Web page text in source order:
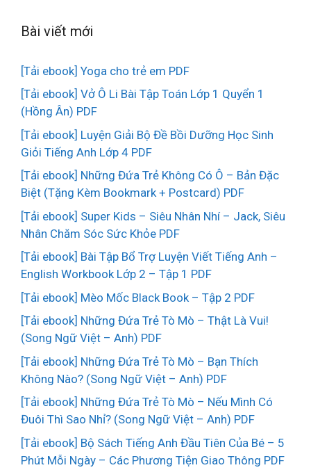
Bài viết mới
[Tải ebook] Yoga cho trẻ em PDF
[Tải ebook] Vở Ô Li Bài Tập Toán Lớp 1 Quyển 1
(Hồng Ân) PDF
[Tải ebook] Luyện Giải Bộ Đề Bồi Dưỡng Học Sinh
Giỏi Tiếng Anh Lớp 4 PDF
[Tải ebook] Những Đứa Trẻ Không Có Ô – Bản Đặc
Biệt (Tặng Kèm Bookmark + Postcard) PDF
[Tải ebook] Super Kids – Siêu Nhân Nhí – Jack, Siêu
Nhân Chăm Sóc Sức Khỏe PDF
[Tải ebook] Bài Tập Bổ Trợ Luyện Viết Tiếng Anh –
English Workbook Lớp 2 – Tập 1 PDF
[Tải ebook] Mèo Mốc Black Book – Tập 2 PDF
[Tải ebook] Những Đứa Trẻ Tò Mò – Thật Là Vui!
(Song Ngữ Việt – Anh) PDF
[Tải ebook] Những Đứa Trẻ Tò Mò – Bạn Thích
Không Nào? (Song Ngữ Việt – Anh) PDF
[Tải ebook] Những Đứa Trẻ Tò Mò – Nếu Mình Có
Đuôi Thì Sao Nhỉ? (Song Ngữ Việt – Anh) PDF
[Tải ebook] Bộ Sách Tiếng Anh Đầu Tiên Của Bé – 5
Phút Mỗi Ngày – Các Phương Tiện Giao Thông PDF